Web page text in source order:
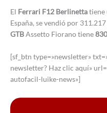
El Ferrari F12 Berlinettatiene
España, se vendió por
GTBAssetto Fiorano tiene
[sf_btn type=»newsletter»
newsletter? Haz clic aquí»
autofacil-luike-news»]